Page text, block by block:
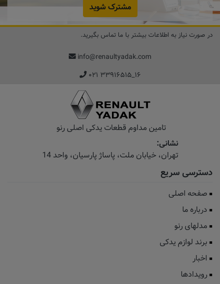
مشترک شوید
در صورت نیاز به اطلاعات بیشتر با ما تماس بگیرید.
info@renaultyadak.com
۰۲۱ ۳۳۹۱۶۵۱۵_۱۶
تامین مداوم قطعات یدکی اصلی رنو
نشانی:
تهران، خیابان‌ ملت، پاساژ‌ پارسیان، واحد 14
دسترسی سریع
صفحه اصلی
درباره ما
مدلهای رنو
برند لوازم یدکی
اخبار
رویدادها